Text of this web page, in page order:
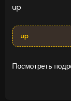
up
up
Посмотреть